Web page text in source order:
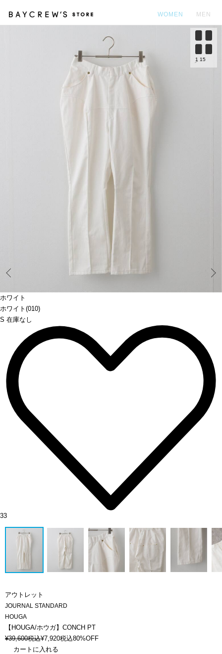
WOMEN MEN
ホワイト
ホワイト(010)
S 在庫なし
1 15
33
アウトレット
JOURNAL STANDARD
HOUGA
【HOUGA/ホウガ】CONCH PT
¥39,600税込¥7,920税込80%OFF
カートに入れる